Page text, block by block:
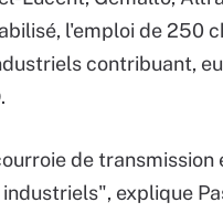
l'emploi de 250
contribuant,
de
explique